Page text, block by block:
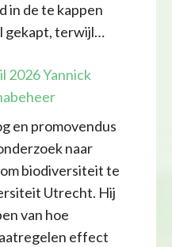
in de te kappen
gekapt, terwijl…
2026 Yannick
en promovendus
naar
biodiversiteit te
Utrecht. Hij
van hoe
effect